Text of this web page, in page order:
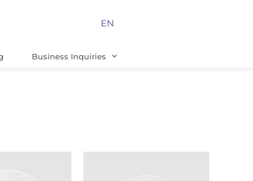
EN
Business Inquiries